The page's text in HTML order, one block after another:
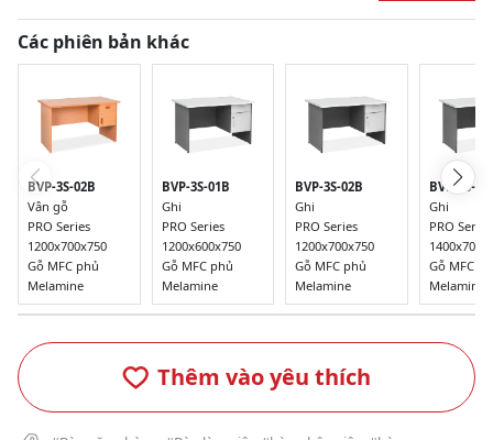
Các phiên bản khác
BVP-3S-02B
Vân gỗ
PRO Series
1200x700x750
Gỗ MFC phủ
Melamine
BVP-3S-01B
Ghi
PRO Series
1200x600x750
Gỗ MFC phủ
Melamine
BVP-3S-02B
Ghi
PRO Series
1200x700x750
Gỗ MFC phủ
Melamine
BVP-3S-
Ghi
PRO Series
Gỗ MFC
Melamine
Thêm vào yêu thích